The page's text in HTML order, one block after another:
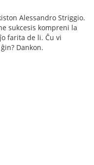
Alessandro Striggio.
sukcesis kompreni la
farita de li. Ĉu vi
Dankon.